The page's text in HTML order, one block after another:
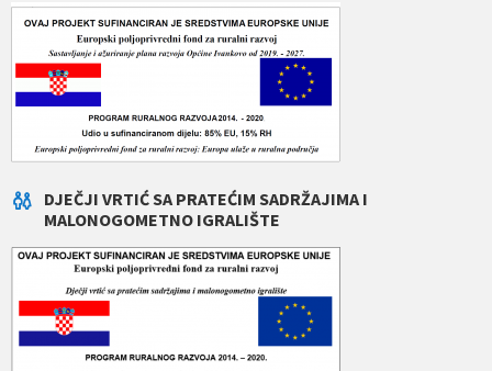
DJEČJI VRTIĆ SA PRATEĆIM SADRŽAJIMA I
MALONOGOMETNO IGRALIŠTE